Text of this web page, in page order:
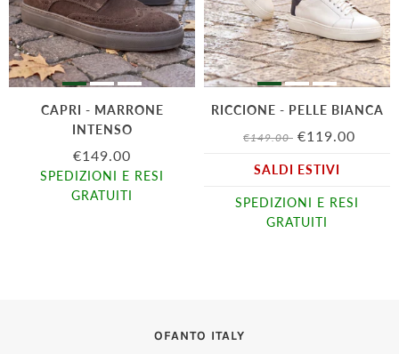
CAPRI - MARRONE
INTENSO
€149.00
SPEDIZIONI E RESI
GRATUITI
RICCIONE - PELLE BIANCA
€149.00 €119.00
SALDI ESTIVI
SPEDIZIONI E RESI
GRATUITI
OFANTO ITALY